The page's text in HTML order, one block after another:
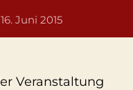
16. Juni 2015
Veranstaltung